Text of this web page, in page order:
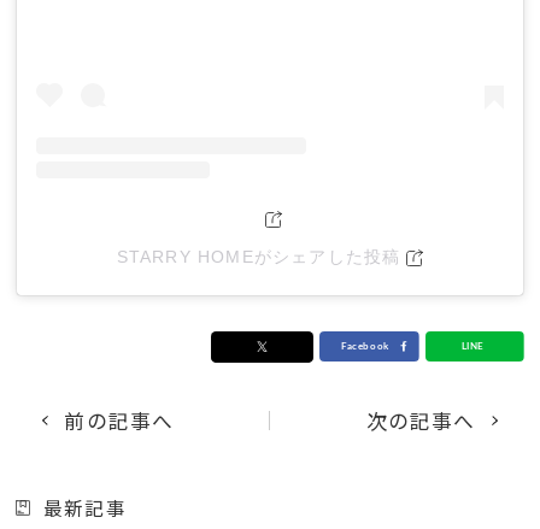
STARRY HOMEがシェアした投稿
前の記事へ 次の記事へ
最新記事